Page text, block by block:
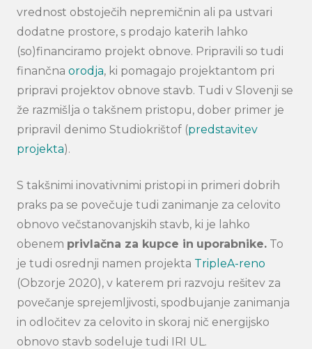
vrednost obstoječih nepremičnin ali pa ustvari
dodatne prostore, s prodajo katerih lahko
(so)financiramo projekt obnove. Pripravili so tudi
finančna orodja, ki pomagajo projektantom pri
pripravi projektov obnove stavb. Tudi v Slovenji se
že razmišlja o takšnem pristopu, dober primer je
pripravil denimo Studiokrištof (predstavitev
projekta).
S takšnimi inovativnimi pristopi in primeri dobrih
praks pa se povečuje tudi zanimanje za celovito
obnovo večstanovanjskih stavb, ki je lahko
obenem privlačna za kupce in uporabnike. To
je tudi osrednji namen projekta TripleA-reno
(Obzorje 2020), v katerem pri razvoju rešitev za
povečanje sprejemljivosti, spodbujanje zanimanja
in odločitev za celovito in skoraj nič energijsko
obnovo stavb sodeluje tudi IRI UL.